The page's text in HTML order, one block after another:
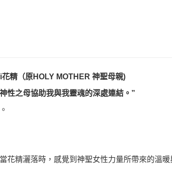
精（原HOLY MOTHER 神聖母親)
性之母協助我與我靈魂的深處連結。”
花精灑落時，感覺到神聖女性力量所帶來的溫暖